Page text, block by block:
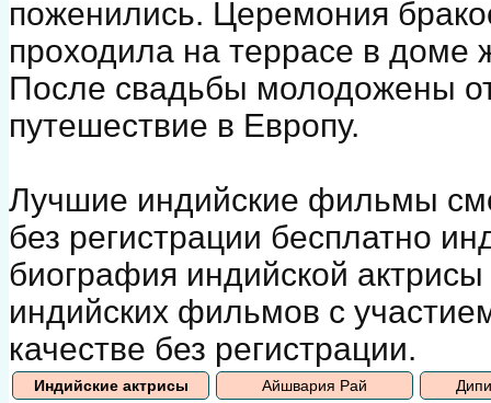
поженились. Церемония
проходила на террасе в доме
После свадьбы молодожены
путешествие в Европу.
Лучшие индийские фильмы
без регистрации бесплатно
биография индийской
индийских фильмов с
качестве без регистрации.
Индийские актрисы Айшвария Рай